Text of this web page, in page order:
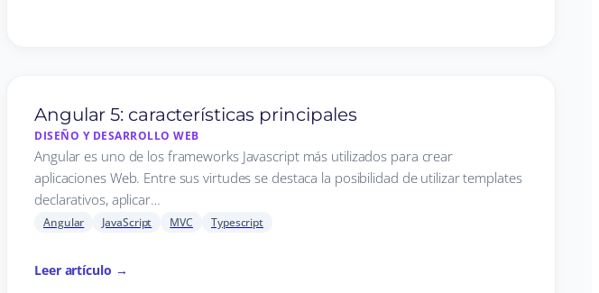
Angular 5: características principales
DISEÑO Y DESARROLLO WEB
Angular es uno de los frameworks Javascript más utilizados para crear
aplicaciones Web. Entre sus virtudes se destaca la posibilidad de utilizar templates
declarativos, aplicar…
Angular JavaScript MVC Typescript
Leer artículo →